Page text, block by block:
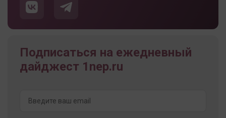
Подписаться на ежедневный
дайджест 1nep.ru